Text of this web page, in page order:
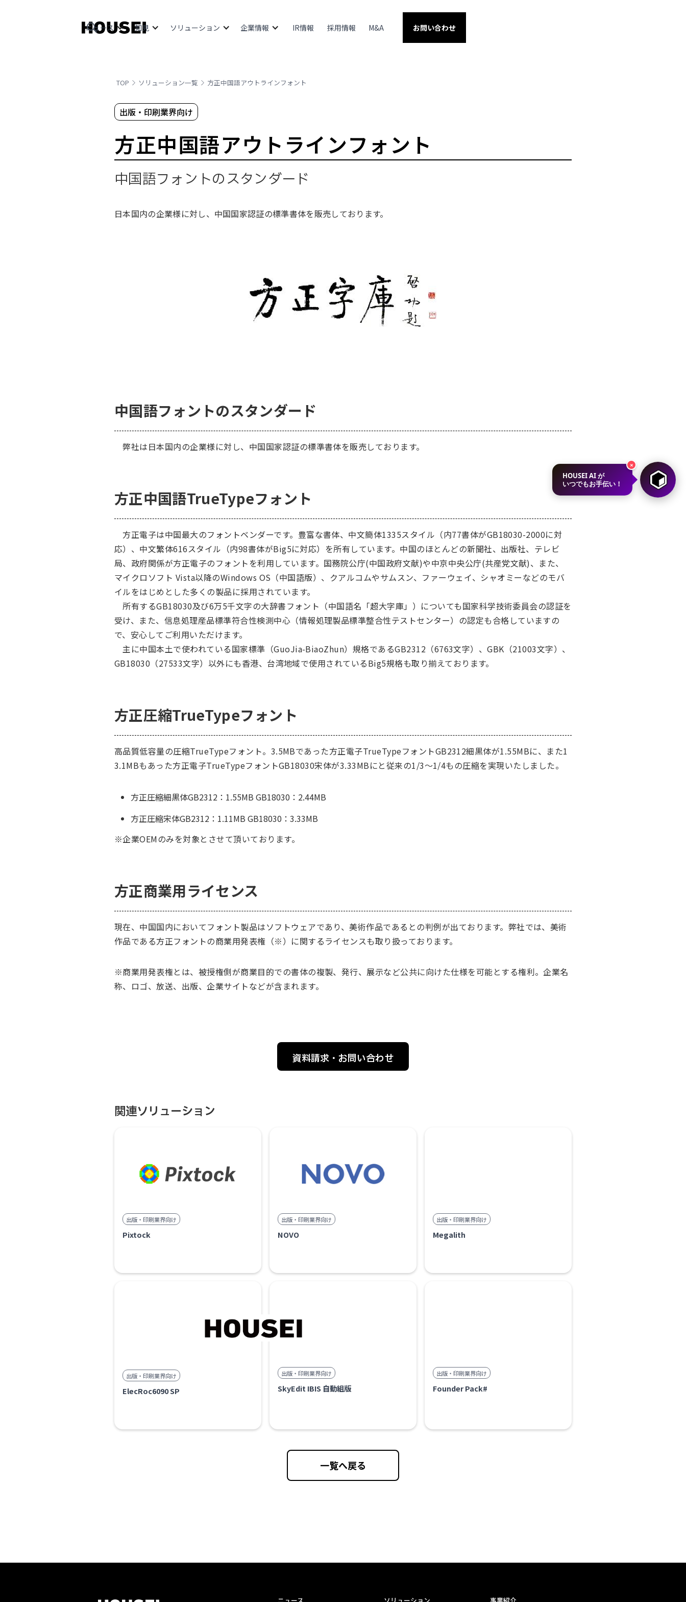
ニュース 知見 ソリューション 企業情報 IR情報 採用情報 M&A お問い合わせ
TOP ソリューション一覧 方正中国語アウトラインフォント
出版・印刷業界向け
方正中国語アウトラインフォント
中国語フォントのスタンダード
日本国内の企業様に対し、中国国家認証の標準書体を販売しております。
中国語フォントのスタンダード
弊社は日本国内の企業様に対し、中国国家認証の標準書体を販売しております。
方正中国語TrueTypeフォント
方正電子は中国最大のフォントベンダーです。豊富な書体、中文簡体1335スタイル（内77書体がGB18030-2000に対
応）、中文繁体616スタイル（内98書体がBig5に対応）を所有しています。中国のほとんどの新聞社、出版社、テレビ
局、政府関係が方正電子のフォントを利用しています。国務院公庁(中国政府文献)や中京中央公庁(共産党文献)、また、
マイクロソフト Vista以降のWindows OS（中国語版）、クアルコムやサムスン、ファーウェイ、シャオミーなどのモバ
イルをはじめとした多くの製品に採用されています。
所有するGB18030及び6万5千文字の大辞書フォント（中国語名「超大字庫」）についても国家科学技術委員会の認証を
受け、また、信息処理産品標準符合性検測中心（情報処理製品標準整合性テストセンター）の認定も合格していますの
で、安心してご利用いただけます。
主に中国本土で使われている国家標準（GuoJia-BiaoZhun）規格であるGB2312（6763文字）、GBK（21003文字）、
GB18030（27533文字）以外にも香港、台湾地域で使用されているBig5規格も取り揃えております。
方正圧縮TrueTypeフォント
高品質低容量の圧縮TrueTypeフォント。3.5MBであった方正電子TrueTypeフォントGB2312細黒体が1.55MBに、また1
3.1MBもあった方正電子TrueTypeフォントGB18030宋体が3.33MBにと従来の1/3～1/4もの圧縮を実現いたしました。
方正圧縮細黒体GB2312：1.55MB GB18030：2.44MB
方正圧縮宋体GB2312：1.11MB GB18030：3.33MB
※企業OEMのみを対象とさせて頂いております。
方正商業用ライセンス
現在、中国国内においてフォント製品はソフトウェアであり、美術作品であるとの判例が出ております。弊社では、美術
作品である方正フォントの商業用発表権（※）に関するライセンスも取り扱っております。
※商業用発表権とは、被授権側が商業目的での書体の複製、発行、展示など公共に向けた仕様を可能とする権利。企業名
称、ロゴ、放送、出版、企業サイトなどが含まれます。
資料請求・お問い合わせ
関連ソリューション
出版・印刷業界向け
Pixtock
出版・印刷業界向け
NOVO
出版・印刷業界向け
Megalith
出版・印刷業界向け
ElecRoc6090 SP
出版・印刷業界向け
SkyEdit IBIS 自動組版
出版・印刷業界向け
Founder Pack#
一覧へ戻る
HOUSEI AI が
いつでもお手伝い！
×